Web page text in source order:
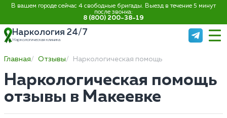
В вашем городе сейчас 4 свободные бригады. Выезд в течение 5 минут
после звонка:
8 (800) 200-38-19
Наркология 24/7
Наркологическая клиника
Главная Отзывы Наркологическая помощь
Наркологическая помощь
отзывы в Макеевке